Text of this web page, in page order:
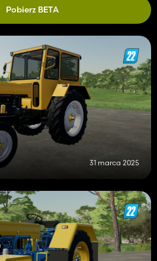
Pobierz BETA
31 marca 2025